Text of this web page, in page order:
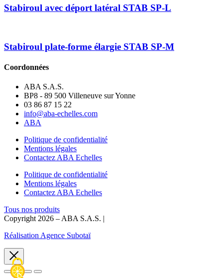
Stabiroul avec déport latéral STAB SP-L
Stabiroul plate-forme élargie STAB SP-M
Coordonnées
ABA S.A.S.
BP8 - 89 500 Villeneuve sur Yonne
03 86 87 15 22
info@aba-echelles.com
ABA
Politique de confidentialité
Mentions légales
Contactez ABA Echelles
Politique de confidentialité
Mentions légales
Contactez ABA Echelles
Tous nos produits
Copyright 2026 – ABA S.A.S. |
Réalisation Agence Subotaï